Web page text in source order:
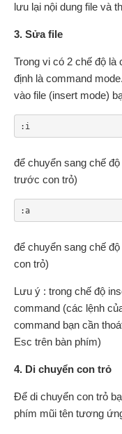
lưu lại nội dung file và
3. Sửa file
Trong vi có 2 chế độ là
định là command
vào file (insert mode)
:i
để chuyển sang chế
trước con trỏ)
:a
để chuyển sang chế
con trỏ)
Lưu ý : trong chế độ
command (các lệnh
command bạn cần
Esc trên bàn phím)
4. Di chuyển con trỏ
Để di chuyển con trỏ
phím mũi tên tương